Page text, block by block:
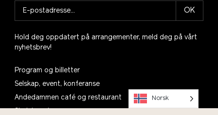
OK
Hold deg oppdatert på arrangementer, meld deg på vårt
nyhetsbrev!
Program og billetter
Selskap, event, konferanse
Andedammen café og restaurant
Norsk